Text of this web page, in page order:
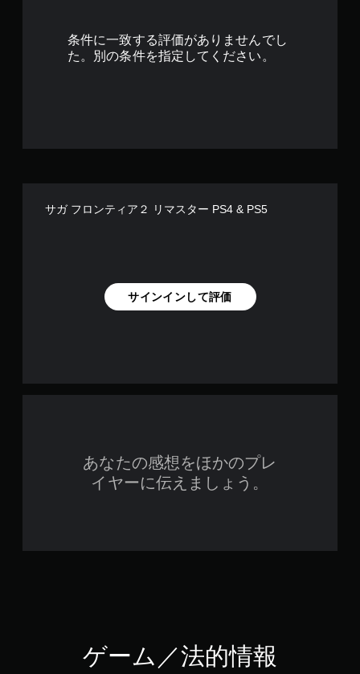
条件に一致する評価がありませんでし
た。別の条件を指定してください。
サガ フロンティア２ リマスター PS4 & PS5
サインインして評価
あなたの感想をほかのプレ
イヤーに伝えましょう。
ゲーム／法的情報